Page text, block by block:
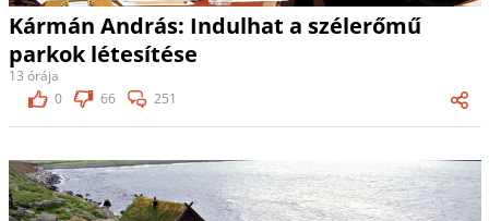
Kármán András: Indulhat a szélerőmű
parkok létesítése
13 órája
0
66 251